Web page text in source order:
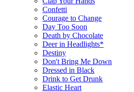
Confetti
Courage to Change
Day Too Soon
Death by Chocolate
Deer in Headlights*
Destiny
Don't Bring Me Down
Dressed in Black
Drink to Get Drunk
Elastic Heart